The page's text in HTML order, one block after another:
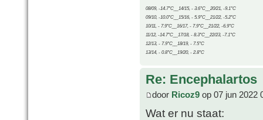
08/09, -14.7°C__14/15, - 3.6°C__20/21, -9.1°C
09/10, -10.0°C__15/16, - 5.9°C__21/22, -5.2°C
10/11, - 7.9°C__16/17, - 7.9°C__21/22, -6.9°C
11/12, -14.7°C__17/18, - 8.3°C__22/23, -7.1°C
12/13, - 7.9°C__18/19, - 7.5°C
13/14, - 0.8°C__19/20, - 2.8°C
Re: Encephalartos
door Ricoz9 op 07 jun 2022
Wat er nu staat: